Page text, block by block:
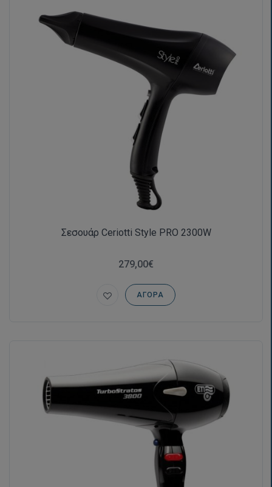
Σεσουάρ Ceriotti Style PRO 2300W
279,00€
ΑΓΟΡΆ